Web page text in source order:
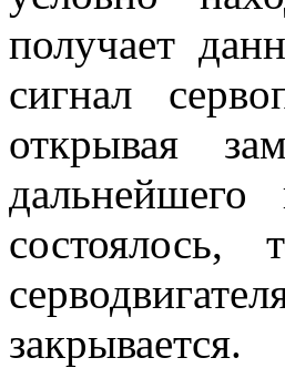
получает
сигнал
открывая
закрывается.